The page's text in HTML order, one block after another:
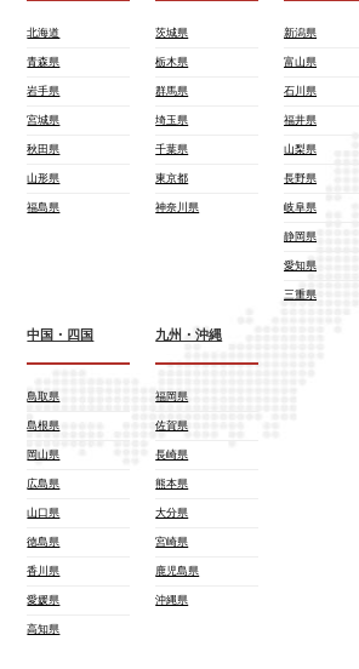
北海道
青森県
岩手県
宮城県
秋田県
山形県
福島県
茨城県
栃木県
群馬県
埼玉県
千葉県
東京都
神奈川県
新潟県
富山県
石川県
福井県
山梨県
長野県
岐阜県
静岡県
愛知県
三重県
中国・四国
鳥取県
島根県
岡山県
広島県
山口県
徳島県
香川県
愛媛県
高知県
九州・沖縄
福岡県
佐賀県
長崎県
熊本県
大分県
宮崎県
鹿児島県
沖縄県